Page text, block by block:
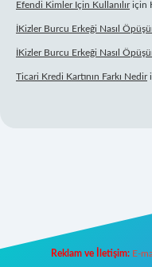
Efendi Kimler Için Kullanılıriçin
İKizler Burcu Erkeği Nasıl
İKizler Burcu Erkeği Nasıl
Ticari Kredi Kartının Farkı Nedir
Reklam ve İletişim: E-